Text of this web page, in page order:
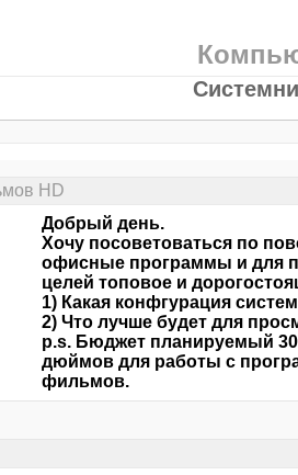
HD
Добрый день.
Хочу посоветоваться по
офисные программы и для
целей топовое и
1) Какая конфгурация
2) Что лучше будет для
p.s. Бюджет планируемый
дюймов для работы с
фильмов.